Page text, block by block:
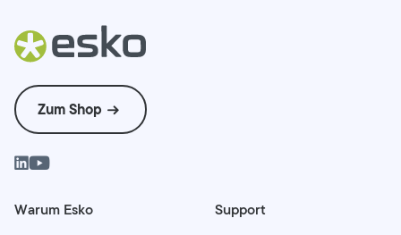
Zum Shop
Warum Esko
Support